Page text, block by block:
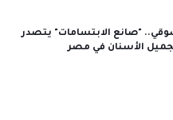
"صانع الابتسامات" يتصدر
الأسنان في مصر